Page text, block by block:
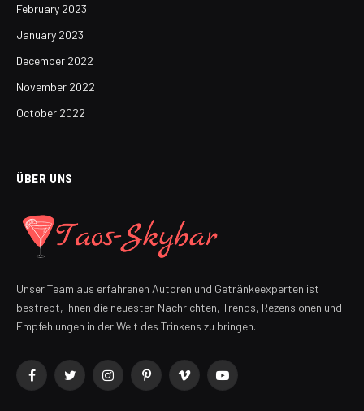
February 2023
January 2023
December 2022
November 2022
October 2022
ÜBER UNS
Unser Team aus erfahrenen Autoren und Getränkeexperten ist
bestrebt, Ihnen die neuesten Nachrichten, Trends, Rezensionen und
Empfehlungen in der Welt des Trinkens zu bringen.
FacebookTwitterInstagramPinterestVimeo YouTube